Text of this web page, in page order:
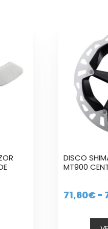
DISCO
MT900
71,60€-
múltiples
variantes.
opciones
pueden
página
de